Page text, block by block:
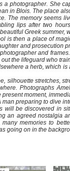
a photographer. She
in Blois. The place
The memory seems
lips after two
Greek summer,
is then a place of
and prosecution
and
the lifeguard who
a herb, which
silhouette stretches,
Photographs
present moment,
man preparing to dive
will be discovered in
an agreed nostalgia
memories to
going on in the